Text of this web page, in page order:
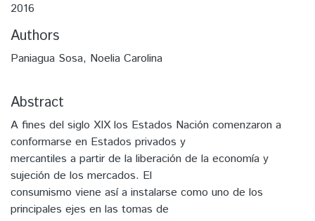
2016
Authors
Paniagua Sosa, Noelia Carolina
Abstract
A fines del siglo XIX los Estados Nación comenzaron a
conformarse en Estados privados y
mercantiles a partir de la liberación de la economía y
sujeción de los mercados. El
consumismo viene así a instalarse como uno de los
principales ejes en las tomas de